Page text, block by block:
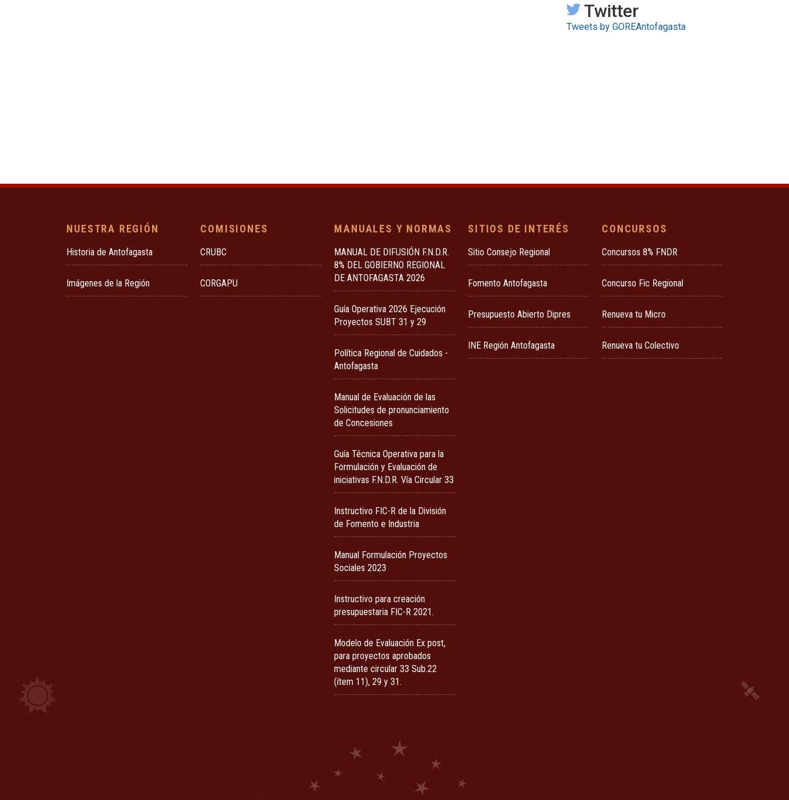
Twitter
Tweets by GOREAntofagasta
NUESTRA REGIÓN
Historia de Antofagasta
Imágenes de la Región
COMISIONES
CRUBC
CORGAPU
MANUALES Y NORMAS
MANUAL DE DIFUSIÓN F.N.D.R.
8% DEL GOBIERNO REGIONAL
DE ANTOFAGASTA 2026
Guía Operativa 2026 Ejecución
Proyectos SUBT 31 y 29
Política Regional de Cuidados -
Antofagasta
Manual de Evaluación de las
Solicitudes de pronunciamiento
de Concesiones
Guía Técnica Operativa para la
Formulación y Evaluación de
iniciativas F.N.D.R. Vía Circular 33
Instructivo FIC-R de la División
de Fomento e Industria
Manual Formulación Proyectos
Sociales 2023
Instructivo para creación
presupuestaria FIC-R 2021.
Modelo de Evaluación Ex post,
para proyectos aprobados
mediante circular 33 Sub.22
(ítem 11), 29 y 31.
SITIOS DE INTERÉS
Sitio Consejo Regional
Fomento Antofagasta
Presupuesto Abierto Dipres
INE Región Antofagasta
CONCURSOS
Concursos 8% FNDR
Concurso Fic Regional
Renueva tu Micro
Renueva tu Colectivo